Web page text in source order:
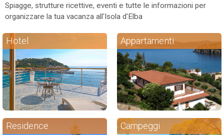
Spiagge, strutture ricettive, eventi e tutte le informazioni per
organizzare la tua vacanza all'Isola d'Elba
Hotel Appartamenti
Residence Campeggi